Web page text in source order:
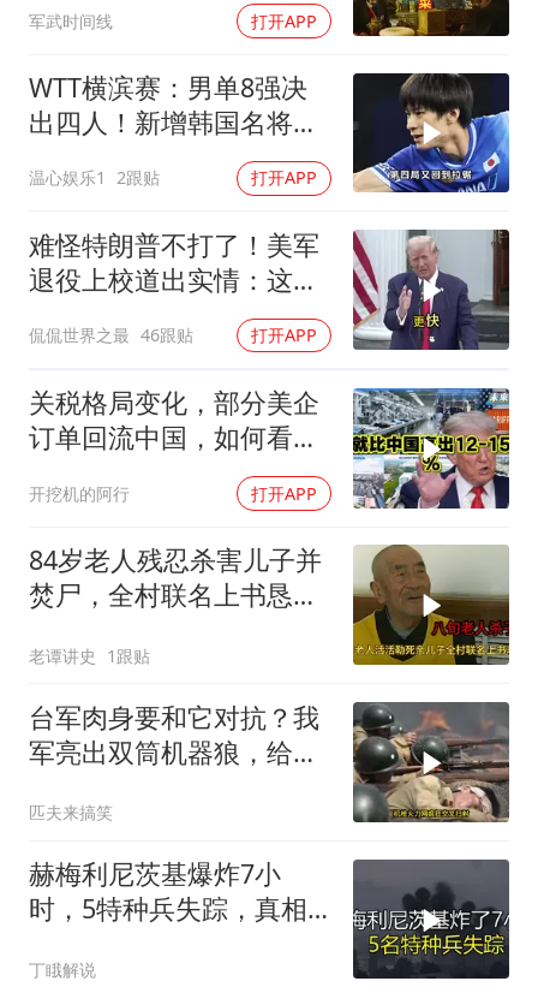
胜宏科技：股票交易异常波动
夯实基础开新局
军武时间线 打开APP
WTT横滨赛：男单8强决
出四人！新增韩国名将晋
级，日本队已占2席
温心娱乐1 2跟贴 打开APP
难怪特朗普不打了！美军
退役上校道出实情：这场
侃侃世界之最 46跟贴 打开APP
关税格局变化，部分美企
订单回流中国，如何看待
特朗普关税政策得失。来
听听
开挖机的阿行 打开APP
84岁老人残忍杀害儿子并
焚尸，全村联名上书恳求
落泪
老谭讲史 1跟贴
台军肉身要和它对抗？我
军亮出双筒机器狼，给登
匹夫来搞笑
赫梅利尼茨基爆炸7小
时，5特种兵失踪，真相
丁睋解说